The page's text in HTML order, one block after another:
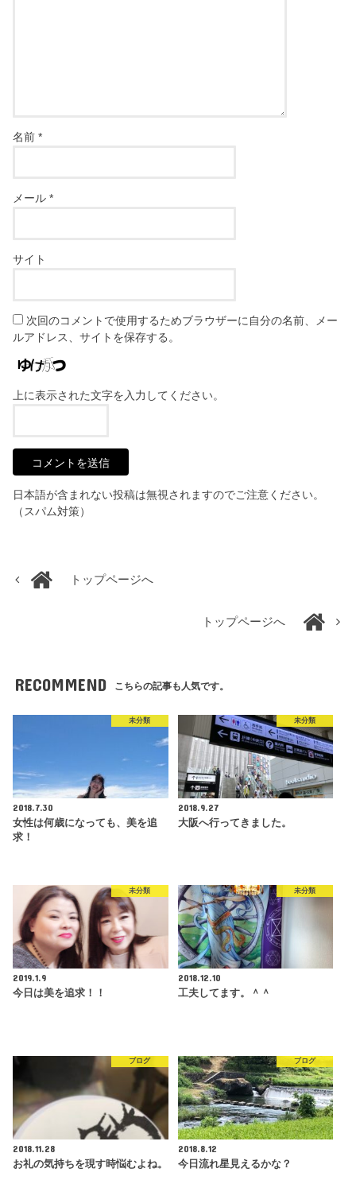
名前*
メール*
サイト
次回のコメントで使用するためブラウザーに自分の名前、メー
ルアドレス、サイトを保存する。
上に表示された文字を入力してください。
日本語が含まれない投稿は無視されますのでご注意ください。
（スパム対策）
トップページへ
トップページへ
RECOMMEND こちらの記事も人気です。
未分類
2018.7.30
女性は何歳になっても、美を追
求！
未分類
2018.9.27
大阪へ行ってきました。
未分類
2019.1.9
今日は美を追求！！
未分類
2018.12.10
工夫してます。＾＾
ブログ
2018.11.28
お礼の気持ちを現す時悩むよね。
ブログ
2018.8.12
今日流れ星見えるかな？